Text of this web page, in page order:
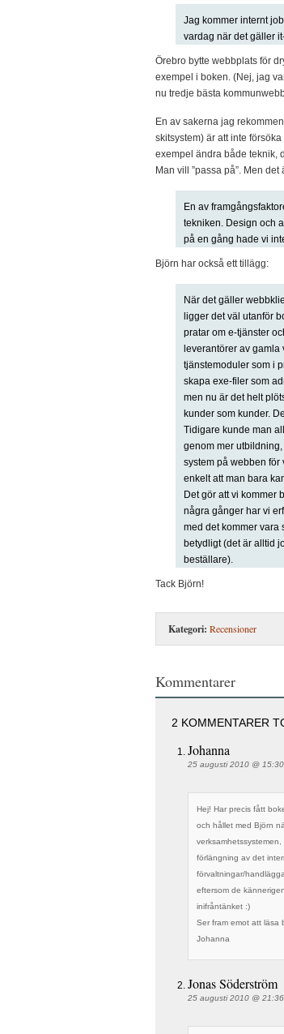
Jag kommer internt
vardag när det gäller
Örebro bytte webbplats för
exempel i boken. (Nej, jag
nu tredje bästa
En av sakerna jag
skitsystem) är att inte
exempel ändra både teknik,
Man vill ”passa på”. Men
En av
tekniken. Design och
på en gång hade vi
Björn har också ett tillägg:
När det gäller
ligger det väl utanför
pratar om e-tjänster
leverantörer av gamla
tjänstemoduler som i
skapa exe-filer som
men nu är det helt
kunder som kunder.
Tidigare kunde man
genom mer
system på webben för
enkelt att man bara
Det gör att vi kommer
några gånger har vi
med det kommer vara
betydligt (det är alltid
beställare).
Tack Björn!
Kategori: Recensioner
Kommentarer
2 KOMMENTARER
Johanna
25 augusti 2010 @ 15:30
Hej! Har precis fått
och hållet med Björn
förlängning av det
förvaltningar/
eftersom de
inifråntänket :)
Ser fram emot att läsa
Johanna
Jonas Söderström
25 augusti 2010 @ 21:36